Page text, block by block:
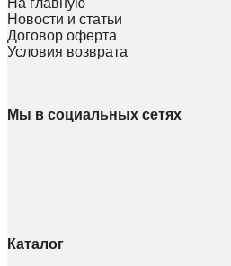
На главную
Новости и статьи
Договор оферта
Условия возврата
Мы в социальных сетях
Каталог